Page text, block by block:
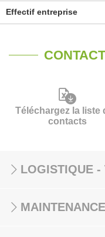
Effectif entreprise
Téléchargez la liste
contacts
LOGISTIQUE -